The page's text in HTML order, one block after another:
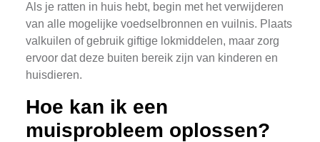
Als je ratten in huis hebt, begin met het verwijderen
van alle mogelijke voedselbronnen en vuilnis. Plaats
valkuilen of gebruik giftige lokmiddelen, maar zorg
ervoor dat deze buiten bereik zijn van kinderen en
huisdieren.
Hoe kan ik een
muisprobleem oplossen?